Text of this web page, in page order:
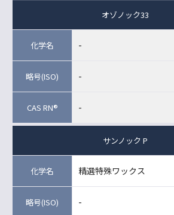
オゾノック33
-
-
-
サンノック P
精選特殊ワックス
-